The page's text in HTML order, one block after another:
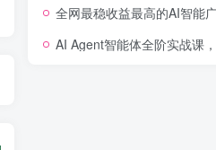
全网最稳收益最高的AI智能广告挂G项目，日入400+，
AI Agent智能体全阶实战课，从原理到实操，手把手搭